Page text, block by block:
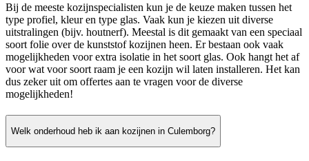
Bij de meeste kozijnspecialisten kun je de keuze maken tussen het
type profiel, kleur en type glas. Vaak kun je kiezen uit diverse
uitstralingen (bijv. houtnerf). Meestal is dit gemaakt van een speciaal
soort folie over de kunststof kozijnen heen. Er bestaan ook vaak
mogelijkheden voor extra isolatie in het soort glas. Ook hangt het af
voor wat voor soort raam je een kozijn wil laten installeren. Het kan
dus zeker uit om offertes aan te vragen voor de diverse
mogelijkheden!
Welk onderhoud heb ik aan kozijnen in Culemborg?